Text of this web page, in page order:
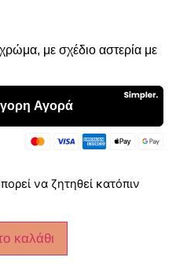
με σχέδιο αστερία με
να ζητηθεί κατόπιν
καλάθι